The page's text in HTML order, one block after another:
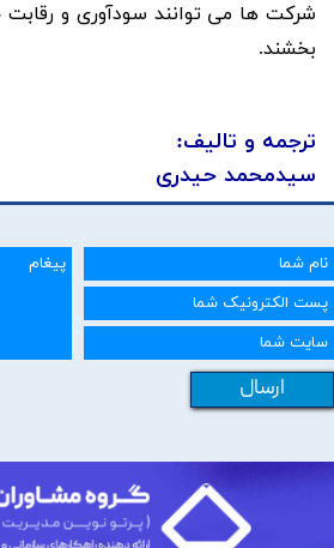
شرکت ها می توانند سودآوری و رقابت
بخشند.
ترجمه و تالیف:
سیدمحمد حیدری
ارسال